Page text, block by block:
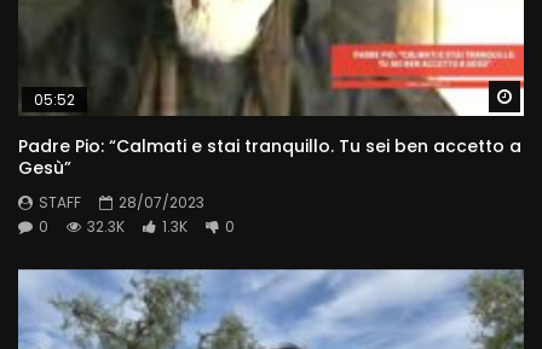
05:52
Padre Pio: “Calmati e stai tranquillo. Tu sei ben accetto a
Gesù”
STAFF
28/07/2023
0
32.3K 1.3K 0